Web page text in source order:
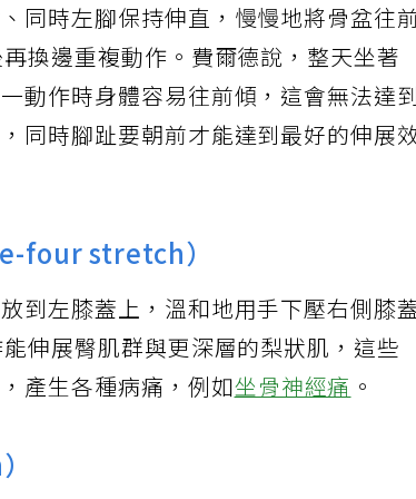
同時左腳保持伸直，慢慢地將骨盆往前
換邊重複動作。費爾德說，整天坐著
動作時身體容易往前傾，這會無法達到
同時腳趾要朝前才能達到最好的伸展
four stretch）
到左膝蓋上，溫和地用手下壓右側膝
伸展臀肌群與更深層的梨狀肌，這些
產生各種病痛，例如坐骨神經痛 。